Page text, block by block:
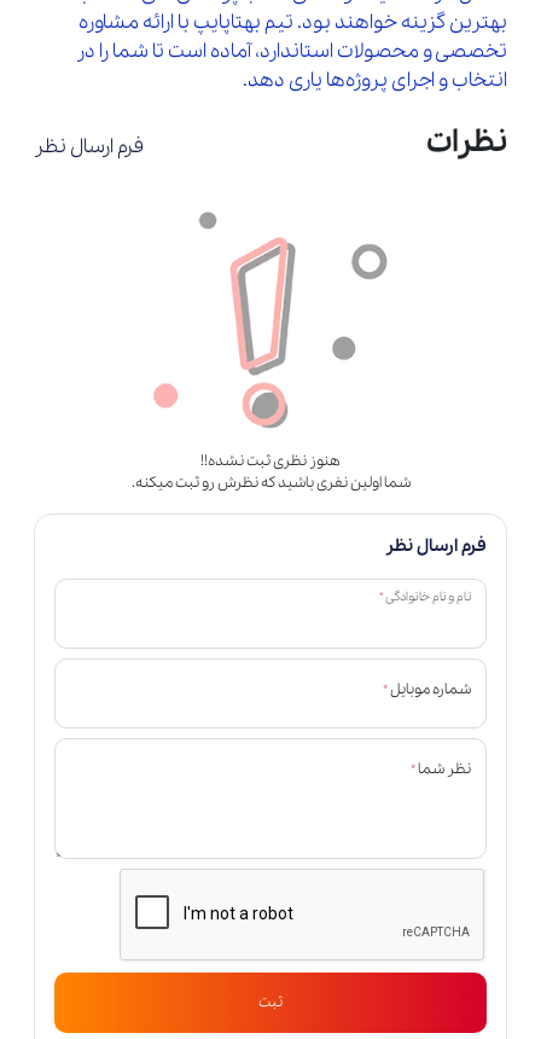
بهترین گزینه خواهند بود. تیم بهتاپایپ با ارائه مشاوره
تخصصی و محصولات استاندارد، آماده است تا شما را در
انتخاب و اجرای پروژه‌ها یاری دهد.
نظرات فرم ارسال نظر
هنوز نظری ثبت نشده!!
شما اولین نفری باشید که نظرش رو ثبت میکنه.
فرم ارسال نظر
نام و نام خانوادگی *
شماره موبایل*
نظر شما*
ثبت